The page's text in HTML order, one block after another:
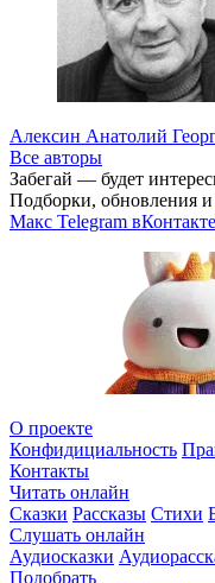
Алексин Анатолий
Все авторы
Забегай — будет
Подборки, обновления
Макс Telegram вКонтакте
О проекте
Конфидициальность
Контакты
Читать онлайн
Сказки Рассказы Стихи
Слушать онлайн
Аудиосказки
Подобрать